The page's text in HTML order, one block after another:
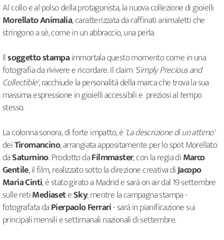
Al collo e al polso della protagonista, la nuova collezione di gioielli
Morellato Animalia, caratterizzata da raffinati animaletti che
stringono a sé, come in un abbraccio, una perla.
Ilsoggetto stampaimmortala questo momento come in una
fotografia da rivivere e ricordare. Il claim 'Simply Precious and
Collectible', racchiude la personalità della marca che trova la sua
massima espressione in gioielli accessibili e preziosi al tempo
stesso.
La colonna sonora, di forte impatto, è 'La descrizione di un attimo'
deiTiromancino, arrangiata appositamente per lo spot Morellato
daSaturnino. Prodotto daFilmmaster, con la regia diMarco
Gentile, il film, realizzato sotto la direzione creativa diJacopo
Maria Cinti, è stato girato a Madrid e sarà on air dal 19 settembre
sulle retiMediaseteSky; mentre la campagna stampa -
fotografata daPierpaolo Ferrari- sarà in pianificazione sui
principali mensili e settimanali nazionali di settembre.